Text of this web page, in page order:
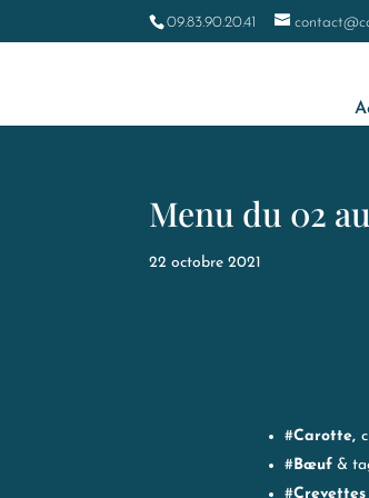
09.83.90.20.41
Menu du 02
22 octobre 2021
#Carotte,
#Bœuf&
#Crevettes